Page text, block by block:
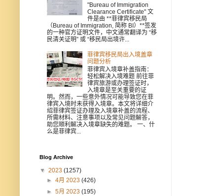
"Bureau of Immigration
Clearance Certificate" 文
件是由 **菲律宾移民局
（Bureau of Immigration, 简称 BI）**签发
的一种官方证明文件，中文通常翻译为 “移
民清关证明” 或 “移民局出境许...
菲律宾移民局出入境盖章
问题分析
菲律宾入境章补盖指南：
轻松解决入境难题 前往菲
律宾旅游或办理签证时，
入境章是至关重要的证
明。然而，一些意外情况可能导致您在菲
律宾入境时未获得入境章。本文将详细介
绍菲律宾签证办理及入境章补盖的流程、
所需材料、注意事项以及常见问题解答，
助您顺利解决入境章缺失的难题。 一、什
么是菲律宾...
Blog Archive
▼ 2023 (1257)
►4月 2023(426)
►5月 2023(195)